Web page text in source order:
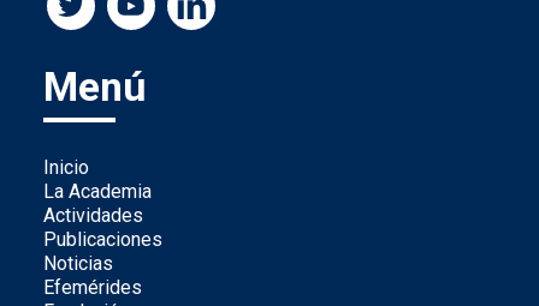
Menú
Inicio
La Academia
Actividades
Publicaciones
Noticias
Efemérides